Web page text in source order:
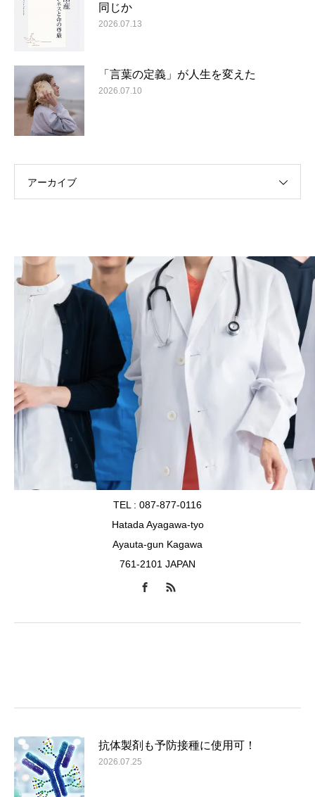
同じか
2026.07.13
「言葉の定義」が人生を変えた
2026.07.10
アーカイブ
TEL : 087-877-0116
Hatada Ayagawa-tyo
Ayauta-gun Kagawa
761-2101 JAPAN
抗体製剤も予防接種に使用可！
2026.07.25